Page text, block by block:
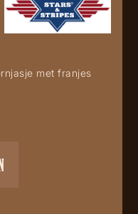
met franjes